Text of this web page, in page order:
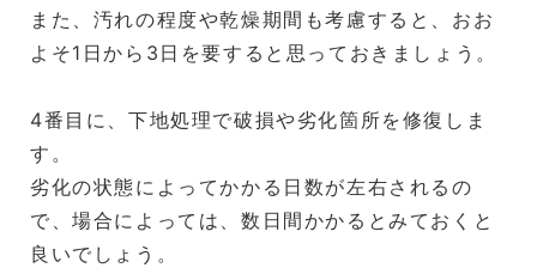
また、汚れの程度や乾燥期間も考慮すると、おお
よそ1日から3日を要すると思っておきましょう。
4番目に、下地処理で破損や劣化箇所を修復しま
す。
劣化の状態によってかかる日数が左右されるの
で、場合によっては、数日間かかるとみておくと
良いでしょう。